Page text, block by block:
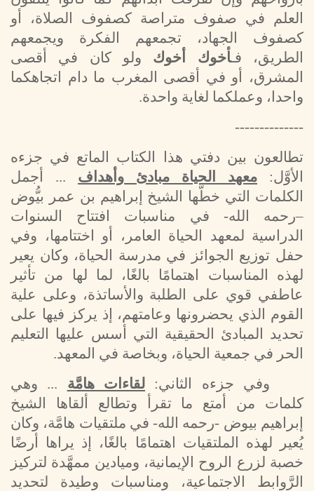
العلم في صفوف متراصة كصفوف الصلاة، أو
كصفوف الجهاد، تجمعهم الفكرة ويجمعهم
الطريق، فـأخوك أخوك ولو كان في أقصى
المشرق، أو في أقصى المغرب ما دام اتجاهكما
واحدا، وعملكما لغاية واحدة.
--------------
تطالعون بين دفتي هذا الكتاب الماتع في جزءه
الأوَّل: معهد الحياة مبادئ وأهداف ... أجمل
الكلمات التي خطَّها الشيخ إبراهيم بن عمر بيُّوض
–رحمه الله- في مناسبات افتتاح السنوات
الدراسية لمعهد الحياة العامر، أو اختتامها، وفي
حفل توزيع الجوائز في مدرسة الحياة، وكان يعير
لهذه المناسبات اهتمامًا بالغًا، لما لها من تأثير
عاطفي قوي على الطلبة والأساتذة، وعلى علية
القوم الذي يحضرونها وعامتهم، إذ يركز فيها على
تحديد المبادئ الحقيقية التي أسس عليها التعليم
الحر في جمعية الحياة، وبخاصة في المعهد.
وفي جزءه الثاني: لقاءات هامَّة ... وهي
كلمات من أمتع ما تقرأ وتطالع ألقاها الشيخ
إبراهيم بيوض -رحمه الله- في ملتقيات هامَّة، وكان
يُعير لهذه الملتقيات اهتمامًا بالغًا، إذ يراها أرضًا
خصبة لزرع الروح الإيمانية، وميادين ممهَّدة لتركيز
الرَّوابط الاجتماعية، ومناسبات وطيدة لتحديد